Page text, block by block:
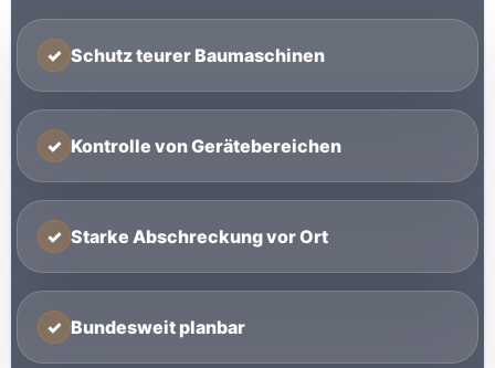
✓ Schutz teurer Baumaschinen
✓ Kontrolle von Gerätebereichen
✓ Starke Abschreckung vor Ort
✓ Bundesweit planbar